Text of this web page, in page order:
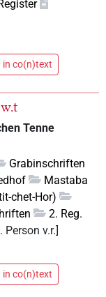
in co(n)text
Tenne
Grabinschriften
Mastaba
chet-Hor)
2. Reg.
Person v.r.]
in co(n)text